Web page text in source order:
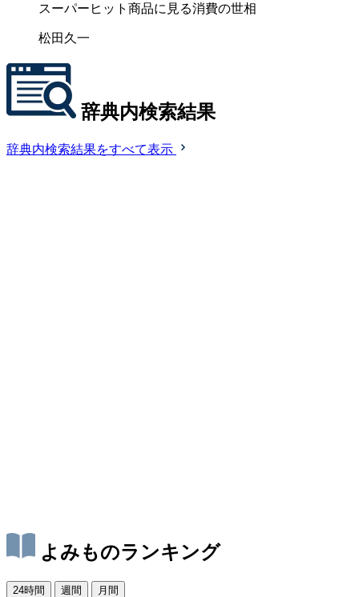
スーパーヒット商品に見る消費の世相
松田久一
辞典内検索結果
辞典内検索結果をすべて表示
よみものランキング
24時間 週間 月間